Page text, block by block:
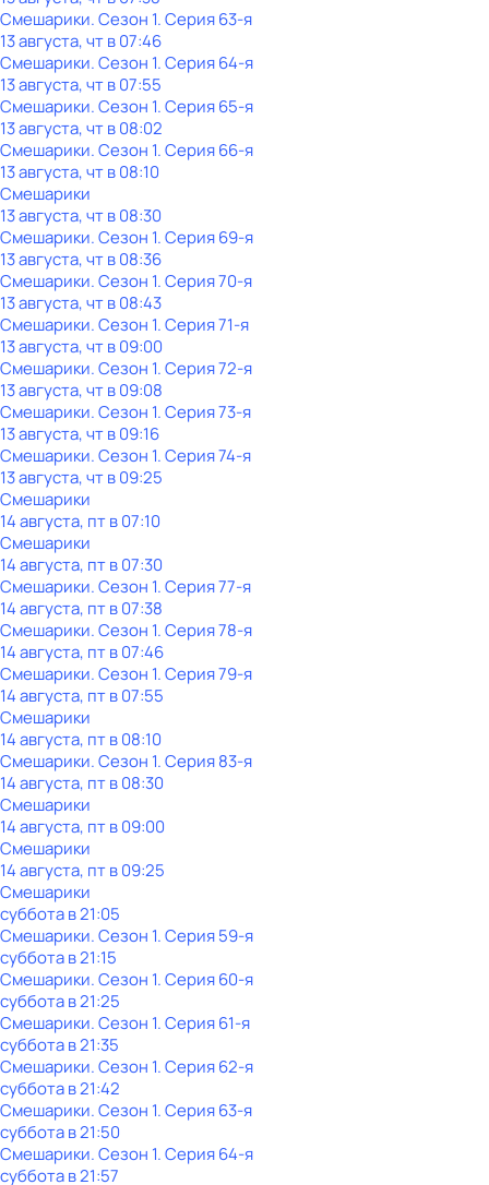
Смешарики. Сезон 1. Серия 63-я
13 августа, чт в 07:46
Смешарики. Сезон 1. Серия 64-я
13 августа, чт в 07:55
Смешарики. Сезон 1. Серия 65-я
13 августа, чт в 08:02
Смешарики. Сезон 1. Серия 66-я
13 августа, чт в 08:10
Смешарики
13 августа, чт в 08:30
Смешарики. Сезон 1. Серия 69-я
13 августа, чт в 08:36
Смешарики. Сезон 1. Серия 70-я
13 августа, чт в 08:43
Смешарики. Сезон 1. Серия 71-я
13 августа, чт в 09:00
Смешарики. Сезон 1. Серия 72-я
13 августа, чт в 09:08
Смешарики. Сезон 1. Серия 73-я
13 августа, чт в 09:16
Смешарики. Сезон 1. Серия 74-я
13 августа, чт в 09:25
Смешарики
14 августа, пт в 07:10
Смешарики
14 августа, пт в 07:30
Смешарики. Сезон 1. Серия 77-я
14 августа, пт в 07:38
Смешарики. Сезон 1. Серия 78-я
14 августа, пт в 07:46
Смешарики. Сезон 1. Серия 79-я
14 августа, пт в 07:55
Смешарики
14 августа, пт в 08:10
Смешарики. Сезон 1. Серия 83-я
14 августа, пт в 08:30
Смешарики
14 августа, пт в 09:00
Смешарики
14 августа, пт в 09:25
Смешарики
субботав21:05
Смешарики. Сезон 1. Серия 59-я
субботав21:15
Смешарики. Сезон 1. Серия 60-я
субботав21:25
Смешарики. Сезон 1. Серия 61-я
субботав21:35
Смешарики. Сезон 1. Серия 62-я
субботав21:42
Смешарики. Сезон 1. Серия 63-я
субботав21:50
Смешарики. Сезон 1. Серия 64-я
субботав21:57